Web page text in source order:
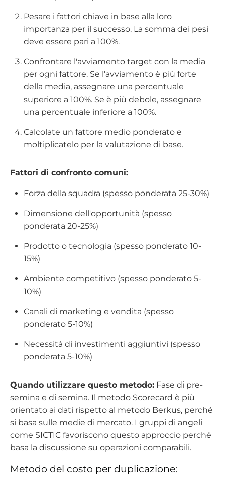
Pesare i fattori chiave in base alla loro
importanza per il successo. La somma dei pesi
deve essere pari a 100%.
Confrontare l'avviamento target con la media
per ogni fattore. Se l'avviamento è più forte
della media, assegnare una percentuale
superiore a 100%. Se è più debole, assegnare
una percentuale inferiore a 100%.
Calcolate un fattore medio ponderato e
moltiplicatelo per la valutazione di base.
Fattori di confronto comuni:
Forza della squadra (spesso ponderata 25-30%)
Dimensione dell'opportunità (spesso
ponderata 20-25%)
Prodotto o tecnologia (spesso ponderato 10-
15%)
Ambiente competitivo (spesso ponderato 5-
10%)
Canali di marketing e vendita (spesso
ponderato 5-10%)
Necessità di investimenti aggiuntivi (spesso
ponderata 5-10%)
Quando utilizzare questo metodo: Fase di pre-
semina e di semina. Il metodo Scorecard è più
orientato ai dati rispetto al metodo Berkus, perché
si basa sulle medie di mercato. I gruppi di angeli
come SICTIC favoriscono questo approccio perché
basa la discussione su operazioni comparabili.
Metodo del costo per duplicazione: